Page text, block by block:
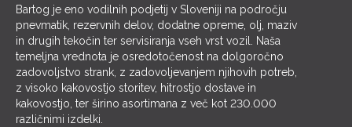
Bartog je eno vodilnih podjetij v Sloveniji na področju
pnevmatik, rezervnih delov, dodatne opreme, olj, maziv
in drugih tekočin ter servisiranja vseh vrst vozil. Naša
temeljna vrednota je osredotočenost na dolgoročno
zadovoljstvo strank, z zadovoljevanjem njihovih potreb,
z visoko kakovostjo storitev, hitrostjo dostave in
kakovostjo, ter širino asortimana z več kot 230.000
različnimi izdelki.